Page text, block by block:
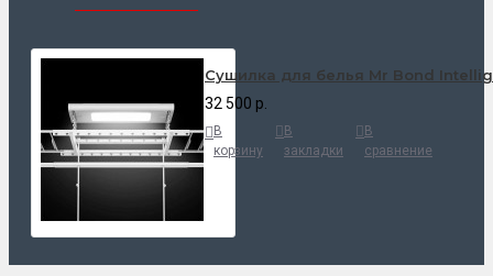
Сушилка для белья Mr Bond
32 500 р.
В
корзину
В
закладки
В
сравнение